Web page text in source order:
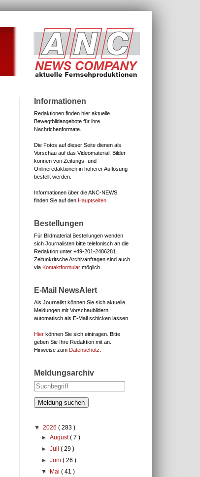
Informationen
Redaktionen finden hier aktuelle
Bewegtbildangebote für ihre
Nachrichenformate.
Die Fotos auf dieser Seite dienen als
Vorschau auf das Videomaterial. Bilder
können von Zeitungs- und
Onlineredaktionen in höherer Auflösung
bestellt werden.
Informationen über die ANC-NEWS
finden Sie auf den Hauptseiten
Bestellungen
Für Bildmaterial Bestellungen wenden
sich Journalisten bitte telefonisch an die
Redaktion unter +49-201-2486281.
Zeitunkritsche Archivanfragen sind auch
via Kontaktformular möglich.
E-Mail NewsAlert
Als Journalist können Sie sich aktuelle
Meldungen mit Vorschaubildern
automatisch als E-Mail schicken lassen.
Hier können Sie sich eintragen. Bitte
geben Sie Ihre Redaktion mit an.
Hinweise zum Datenschutz
Meldungsarchiv
Meldung suchen
▼ 2026 ( 283 )
►August( 7 )
►Juli( 29 )
►Juni( 26 )
▼
Mai( 41 )